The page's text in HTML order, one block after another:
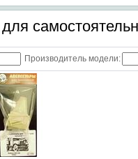
Производитель модели: